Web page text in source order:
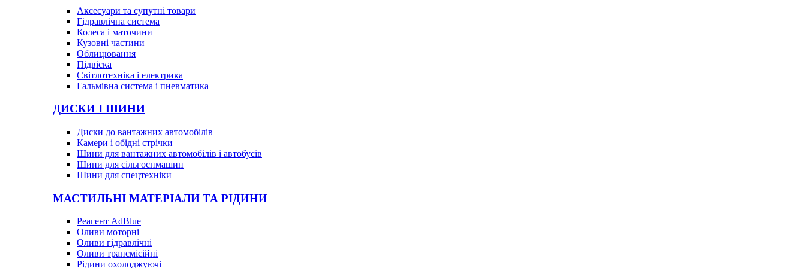
Аксесуари та супутні товари
Гідравлічна система
Колеса і маточини
Кузовні частини
Облицювання
Підвіска
Світлотехніка і електрика
Гальмівна система і пневматика
ДИСКИ І ШИНИ
Диски до вантажних автомобілів
Камери і обідні стрічки
Шини для вантажних автомобілів і автобусів
Шини для сільгоспмашин
Шини для спецтехніки
МАСТИЛЬНІ МАТЕРІАЛИ ТА РІДИНИ
Реагент AdBlue
Оливи моторні
Оливи гідравлічні
Оливи трансмісійні
Рідини охолоджуючі